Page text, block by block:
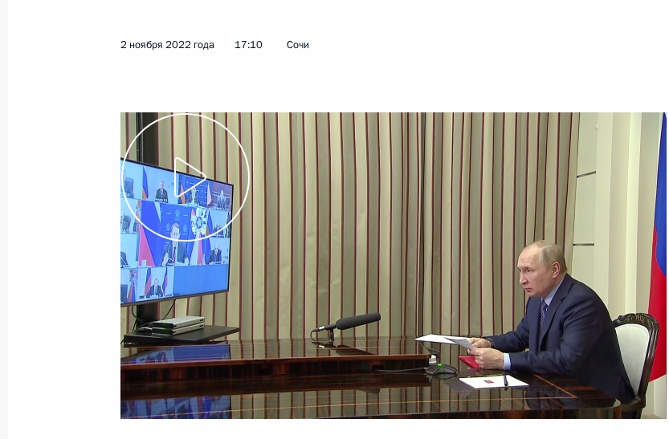
15 ноября 2022 года, вторник
Заседание оргкомитета «Победа»
15 ноября 2022 года, 14:45 Московская область, Ново-Огарёво
43м
14 ноября 2022 года, понедельник
Встреча с губернатором Алтайского края Виктором Томенко
14 ноября 2022 года, 13:50 Московская область, Ново-Огарёво
11 ноября 2022 года, пятница
Встреча с президентом Российской академии наук Геннадием
3
2 ноября 2022 года 17:10 Сочи